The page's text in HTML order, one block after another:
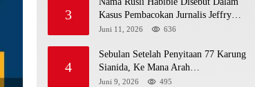
3
Kasus Pembacokan Jurnalis Jeffry
Rumampuk
Juni 11, 2026 636
4
Sebulan Setelah Penyitaan 77 Karung
Sianida, Ke Mana Arah
Penyidikannya?
Juni 9, 2026 495